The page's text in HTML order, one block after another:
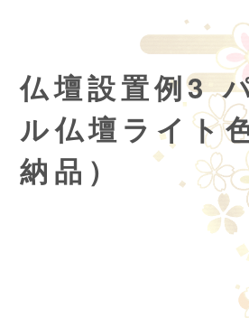
仏壇設置例3
ル仏壇ライト
納品）